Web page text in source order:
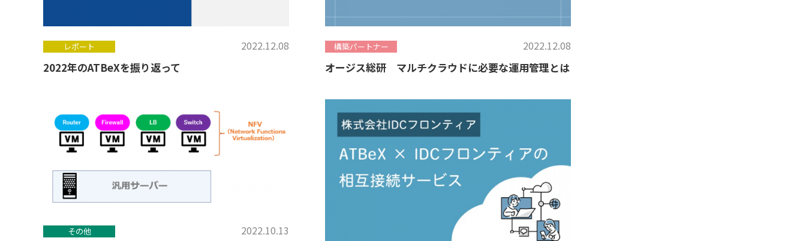
レポート 2022.12.08
2022年のATBeXを振り返って
構築パートナー 2022.12.08
オージス総研 マルチクラウドに必要な運用管理とは
その他 2022.10.13